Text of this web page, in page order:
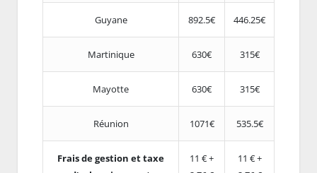
Guyane 892.5€ 446.25€
Martinique 630€ 315€
Mayotte 630€ 315€
Réunion 1071€ 535.5€
Frais de gestion et taxe
11 € +
11 € +